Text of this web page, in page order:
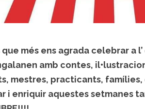
més ens agrada celebrar a
amb contes,
mestres, practicants, famílies,
i enriquir aquestes setmanes